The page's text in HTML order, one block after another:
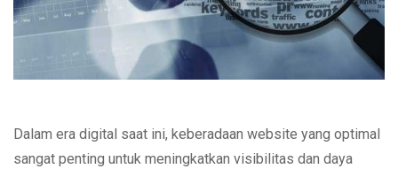
Dalam era digital saat ini, keberadaan website yang optimal
sangat penting untuk meningkatkan visibilitas dan daya